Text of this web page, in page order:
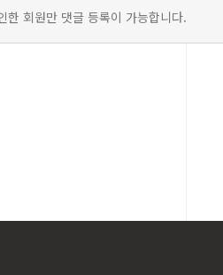
한 회원만 댓글 등록이 가능합니다.